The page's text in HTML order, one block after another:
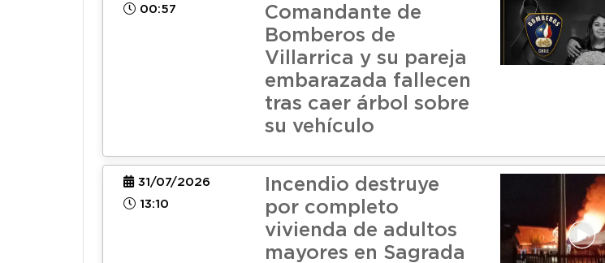
00:57
Comandante de
Bomberos de
Villarrica y su pareja
embarazada fallecen
tras caer árbol sobre
su vehículo
31/07/2026
13:10
Incendio destruye
por completo
vivienda de adultos
mayores en Sagrada